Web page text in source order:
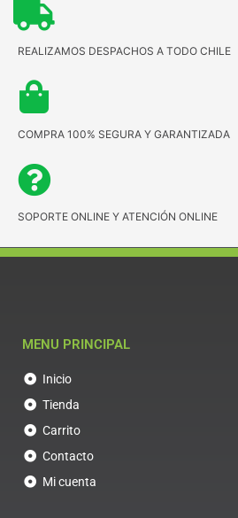
REALIZAMOS DESPACHOS A TODO CHILE
COMPRA 100% SEGURA Y GARANTIZADA
SOPORTE ONLINE Y ATENCIÓN ONLINE
MENU PRINCIPAL
Inicio
Tienda
Carrito
Contacto
Mi cuenta